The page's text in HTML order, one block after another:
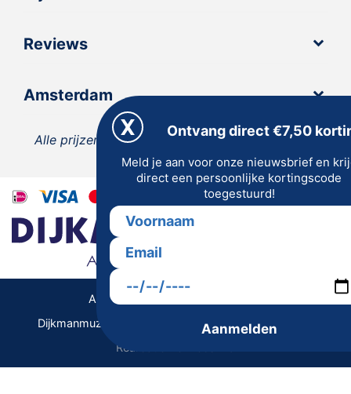
Reviews
Amsterdam
Alle prijzen zijn inclusief 21% BTW, tenzij anders
vermeld.
Dijkmanmuziek 2026 © | Alle rechten voorbehouden
Realisatie De Websmid
Algemene Voorwaarden | Privacy
Ontvang direct €7,50
Meld je aan voor onze nieuwsbrief en
direct een persoonlijke kortingscode
toegestuurd!
Aanmelden